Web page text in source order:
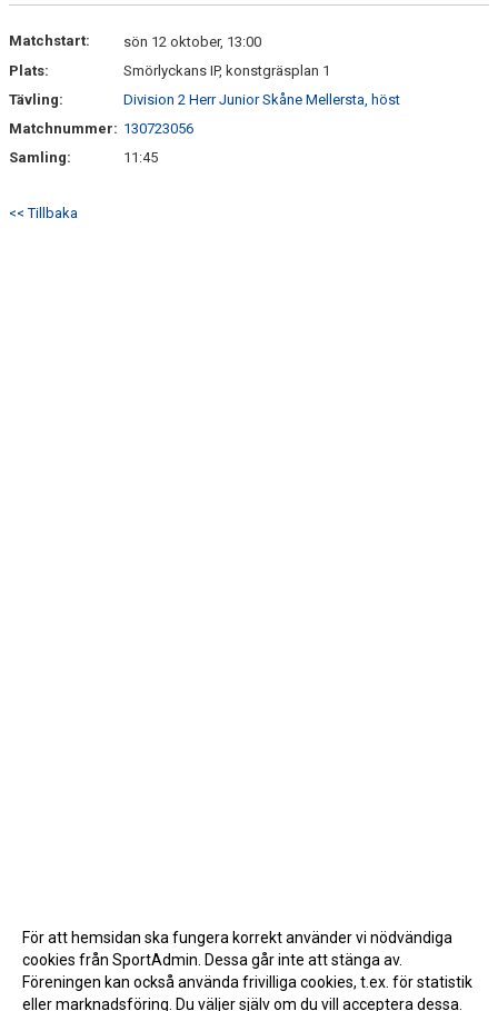
KONTAKT
Matchstart:
sön 12 oktober, 13:00
Plats:
Smörlyckans IP, konstgräsplan 1
Tävling:
Division 2 Herr Junior Skåne Mellersta, höst
Matchnummer: 130723056
Samling:
11:45
<< Tillbaka
För att hemsidan ska fungera korrekt använder vi nödvändiga
cookies från SportAdmin. Dessa går inte att stänga av.
Föreningen kan också använda frivilliga cookies, t.ex. för statistik
eller marknadsföring. Du väljer själv om du vill acceptera dessa.